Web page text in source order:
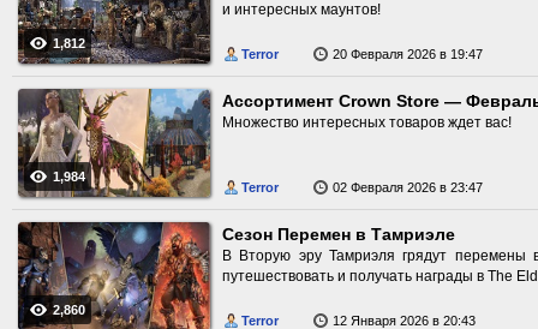
1,812
и интересных маунтов!
Terror 20 Февраля 2026 в 19:47
1,984
Ассортимент Crown Store —
Множество интересных товаров ждет вас!
Terror 02 Февраля 2026 в 23:47
2,860
Сезон Перемен в Тамриэле
В Вторую эру Тамриэля грядут
путешествовать и получать награды в The
Terror 12 Января 2026 в 20:43